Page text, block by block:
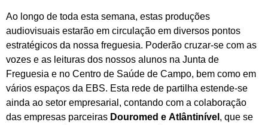
Ao longo de toda esta semana, estas produções
audiovisuais estarão em circulação em diversos pontos
estratégicos da nossa freguesia. Poderão cruzar-se com as
vozes e as leituras dos nossos alunos na Junta de
Freguesia e no Centro de Saúde de Campo, bem como em
vários espaços da EBS. Esta rede de partilha estende-se
ainda ao setor empresarial, contando com a colaboração
das empresas parceiras Douromed e Atlântinível , que se